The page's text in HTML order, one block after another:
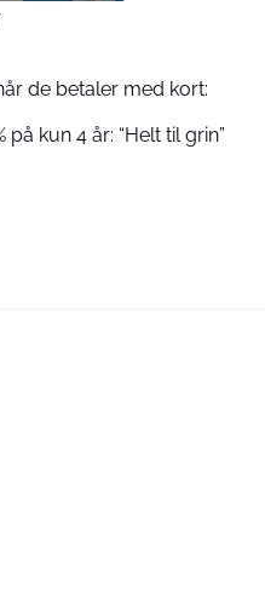
de betaler med kort:
kun 4 år: “Helt til grin”